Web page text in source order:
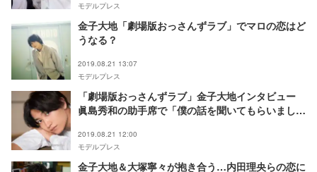
モデルプレス
金子大地「劇場版おっさんずラブ」でマロの恋はど
うなる？
2019.08.21 13:07
モデルプレス
「劇場版おっさんずラブ」金子大地インタビュー
眞島秀和の助手席で「僕の話を聞いてもらいまし
2019.08.21 12:00
モデルプレス
金子大地＆大塚寧々が抱き合う…内田理央らの恋に